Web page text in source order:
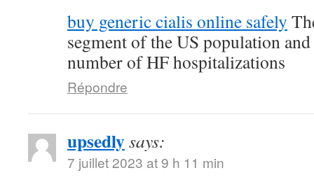
buy generic cialis online safely
segment of the US population
number of HF hospitalizations
Répondre
upsedlysays:
7 juillet 2023 at 9 h 11 min